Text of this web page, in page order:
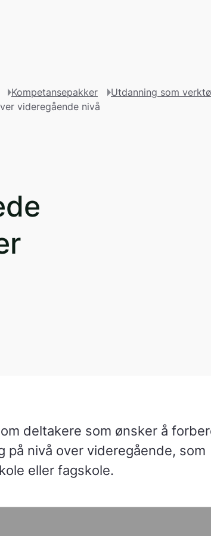
Kompetansepakker
Utdanning som
videregående nivå
deltakere som ønsker å
på nivå over videregående, som
eller fagskole.